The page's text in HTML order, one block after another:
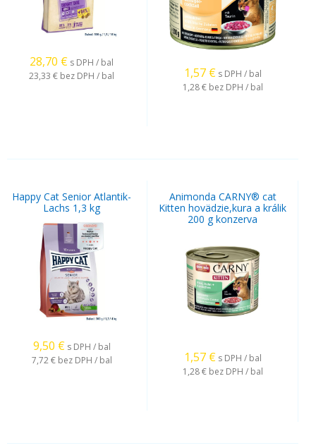
28,70 € s DPH / bal
23,33 € bez DPH / bal 1,57 € s DPH / bal
1,28 € bez DPH / bal
Happy Cat Senior Atlantik-
Lachs 1,3 kg
9,50 € s DPH / bal
7,72 € bez DPH / bal
Animonda CARNY® cat
Kitten hovädzie,kura a králik
200 g konzerva
1,57 € s DPH / bal
1,28 € bez DPH / bal